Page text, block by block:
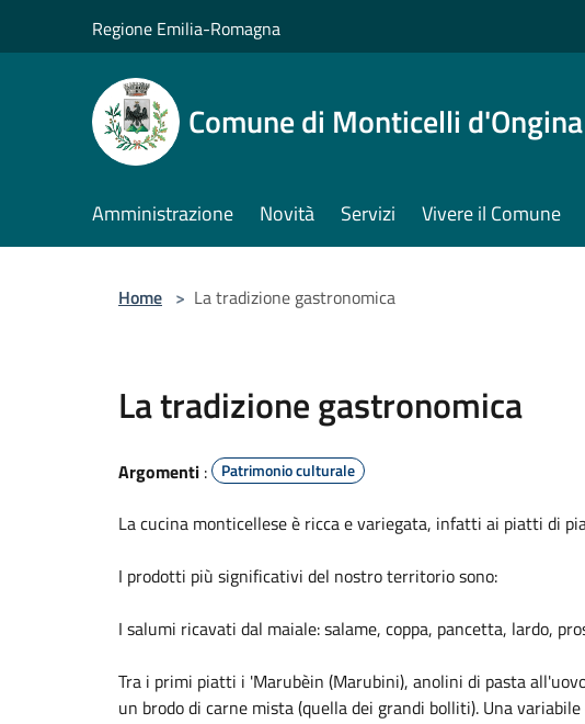
Regione Emilia-Romagna
Comune di Monticelli d'Ongina
Amministrazione Novità Servizi Vivere il Comune
Home > La tradizione gastronomica
La tradizione gastronomica
Argomenti : Patrimonio culturale
La cucina monticellese è ricca e variegata, infatti ai piatti di
I prodotti più significativi del nostro territorio sono:
I salumi ricavati dal maiale: salame, coppa, pancetta, lardo,
Tra i primi piatti i 'Marubèin (Marubini), anolini di pasta
un brodo di carne mista (quella dei grandi bolliti). Una